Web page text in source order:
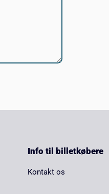
Info til billetkøbere
Kontakt os